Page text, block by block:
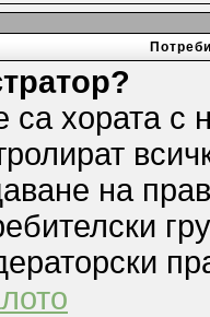
са хората с
на